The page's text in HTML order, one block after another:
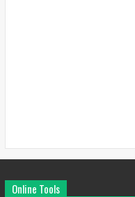
Online Tools